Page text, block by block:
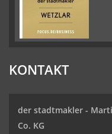
KONTAKT
der stadtmakler -
Co. KG